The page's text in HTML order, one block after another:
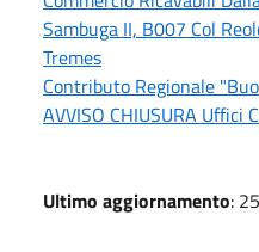
Sambuga II, B007 Col
Tremes
Contributo Regionale
AVVISO CHIUSURA Uffici
Ultimo aggiornamento: